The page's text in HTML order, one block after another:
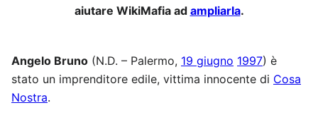
aiutare WikiMafia ad ampliarla.
Angelo Bruno (N.D. – Palermo, 19 giugno 1997) è
stato un imprenditore edile, vittima innocente di Cosa
Nostra.